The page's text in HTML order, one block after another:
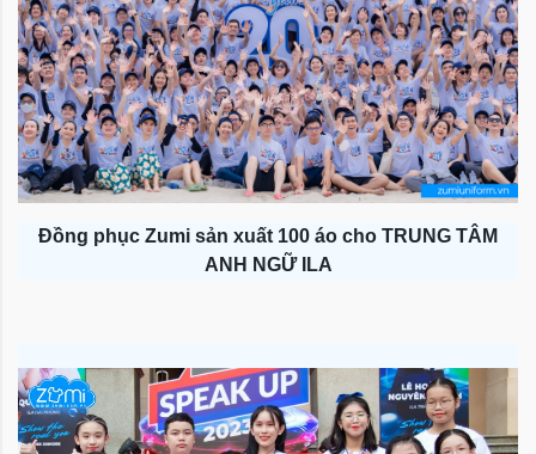
Đồng phục Zumi sản xuất 100 áo cho TRUNG TÂM
ANH NGỮ ILA